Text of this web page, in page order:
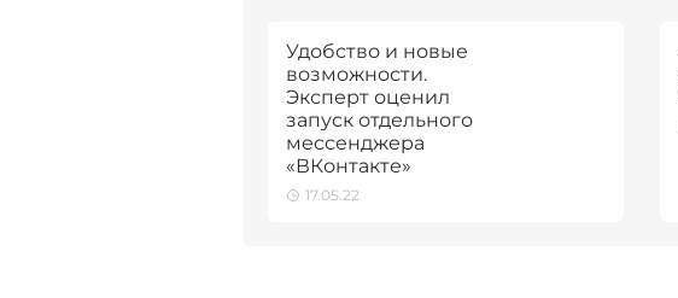
Удобство и новые
возможности.
Эксперт оценил
запуск отдельного
мессенджера
«ВКонтакте»
17.05.22